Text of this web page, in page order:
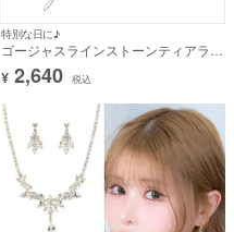
特別な日に♪
ゴージャスラインストーンティアラ
(シルバー)
¥ 2,640 税込